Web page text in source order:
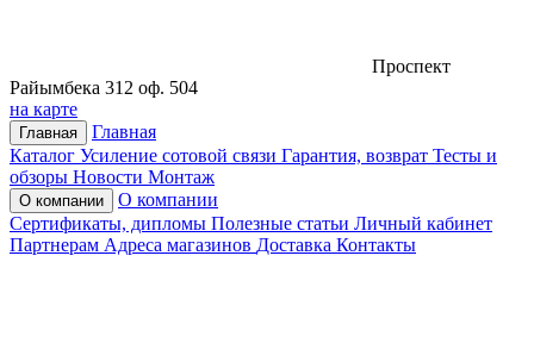
Проспект
Райымбека 312 оф. 504
на карте
Главная
Главная
Каталог Усиление сотовой связи Гарантия, возврат Тесты и
обзоры Новости Монтаж
О компании
О компании
Сертификаты, дипломы Полезные статьи Личный кабинет
Партнерам Адреса магазинов Доставка Контакты